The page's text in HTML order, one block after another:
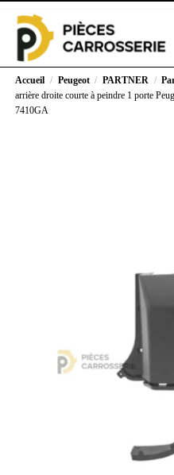
Accueil Peugeot PARTNER
arrière droite courte à peindre 1 porte
7410GA